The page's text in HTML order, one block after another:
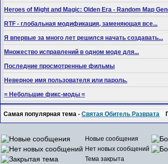
Heroes of Might and Magic: Olden Era - Random Map
RTF - глобальная модификация, заменяющая все...
Я впервые за много лет решился начать создавать...
Множество исправлений в одном моде для...
Последние просмотренные фильмы
Неверное имя пользователя или пароль.
= Небольшие фикс-моды =
Самая популярная тема -Святая Обитель Разврата
Новые сообщения
Нет новых сообщений
Тема закрыта